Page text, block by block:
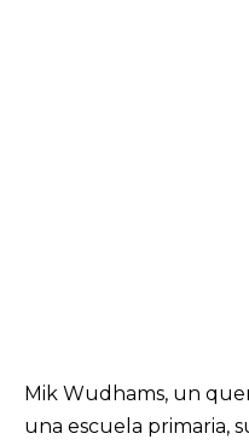
Mik Wudhams, un
una escuela primaria,